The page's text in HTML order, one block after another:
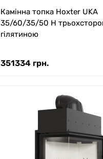
Камінна топка Hoxter UKA
35/60/35/50 H
гілятиною
351334 грн.